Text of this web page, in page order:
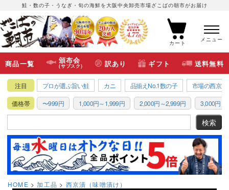
鮭・数の子・うなぎ・旬の海鮮を大阪中央卸売市場ざこばの朝市がお届け
カート
メニュー
商品一覧 頒布会
(サブスク) 訳あり ギフト 送料無料
注目 プロが選ぶ旨い鮭 カニ 品揃えNo.1数の子 市場の西京漬
価格帯 〜999円 1,000円～1,999円 2,000円～2,999円 3,000円～
HOME 加工品 西京漬（味噌漬け）